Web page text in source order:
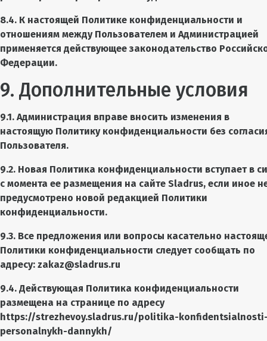
8.4. К настоящей Политике конфиденциальности и
отношениям между Пользователем и Администрацией
применяется действующее законодательство
Федерации.
9. Дополнительные условия
9.1. Администрация вправе вносить изменения в
настоящую Политику конфиденциальности без
Пользователя.
9.2. Новая Политика конфиденциальности вступает в
с момента ее размещения на сайте Sladrus, если иное
предусмотрено новой редакцией Политики
конфиденциальности.
9.3. Все предложения или вопросы касательно
Политики конфиденциальности следует сообщать по
адресу: zakaz@sladrus.ru
9.4. Действующая Политика конфиденциальности
размещена на странице по адресу
https://strezhevoy.sladrus.ru/politika-
personalnykh-dannykh/